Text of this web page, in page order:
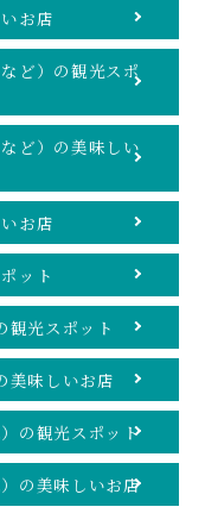
お店
ど）の観光スポ
ど）の美味しい
お店
ット
観光スポット
美味しいお店
の観光スポット
の美味しいお店